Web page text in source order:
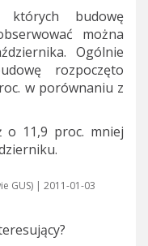
których budowę
można
Ogólnie
rozpoczęto
w porównaniu z
o 11,9 proc. mniej
GUS) | 2011-01-03